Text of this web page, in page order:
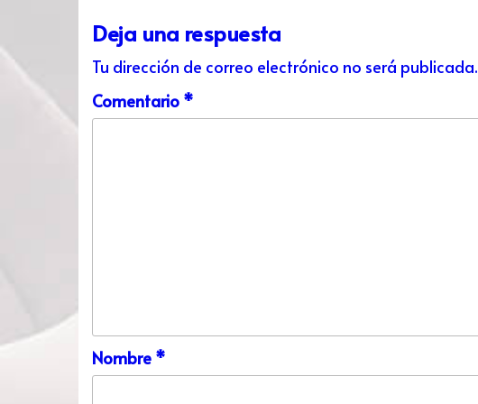
Deja una respuesta
Tu dirección de correo electrónico no será publicada.
Comentario *
Nombre *